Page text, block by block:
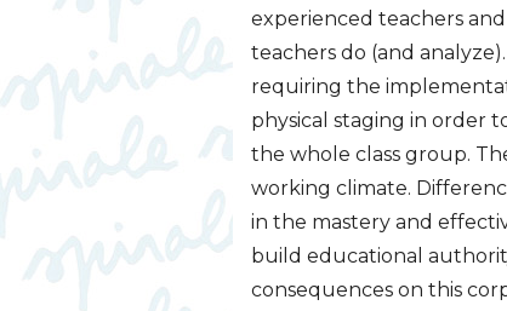
experienced teachers
teachers do (and
requiring the
physical staging in order
the whole class group.
working climate.
in the mastery and
build educational
consequences on this